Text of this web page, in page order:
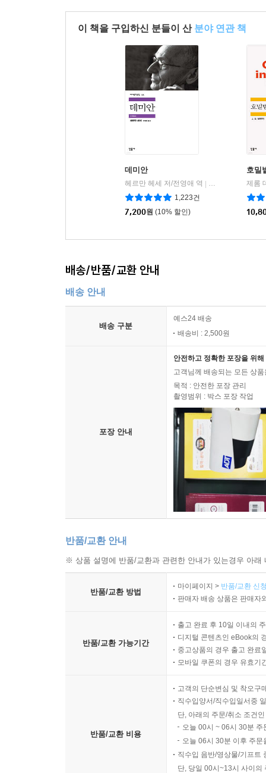
이 책을 구입하신 분들이 산 분야 연관 책
데미안
헤르만 헤세 저/전영애 역
민음사
1,223건
7,200원 (10% 할인)
호밀
배송/반품/교환 안내
배송 안내
배송 구분
예스24 배송
배송비 : 2,500원
포장 안내
안전하고 정확한 포장을 위
고객님께 배송되는 모든 상
목적 : 안전한 포장 관리
촬영범위 : 박스 포장 작업
반품/교환 안내
※ 상품 설명에 반품/교환과 관련한 안내가 있는경우 아
반품/교환 방법
마이페이지 > 반품/교환 신
판매자 배송 상품은 판매자
반품/교환 가능기간
출고 완료 후 10일 이내의
디지털 콘텐츠인 eBook의
중고상품의 경우 출고 완료
모바일 쿠폰의 경우 유효기
반품/교환 비용
고객의 단순변심 및 착오구
직수입양서/직수입일서중
단, 아래의 주문/취소 조건
오늘 00시 ~ 06시 30분
오늘 06시 30분 이후 주
직수입 음반/영상물/기프트
단, 당일 00시~13시 사이의